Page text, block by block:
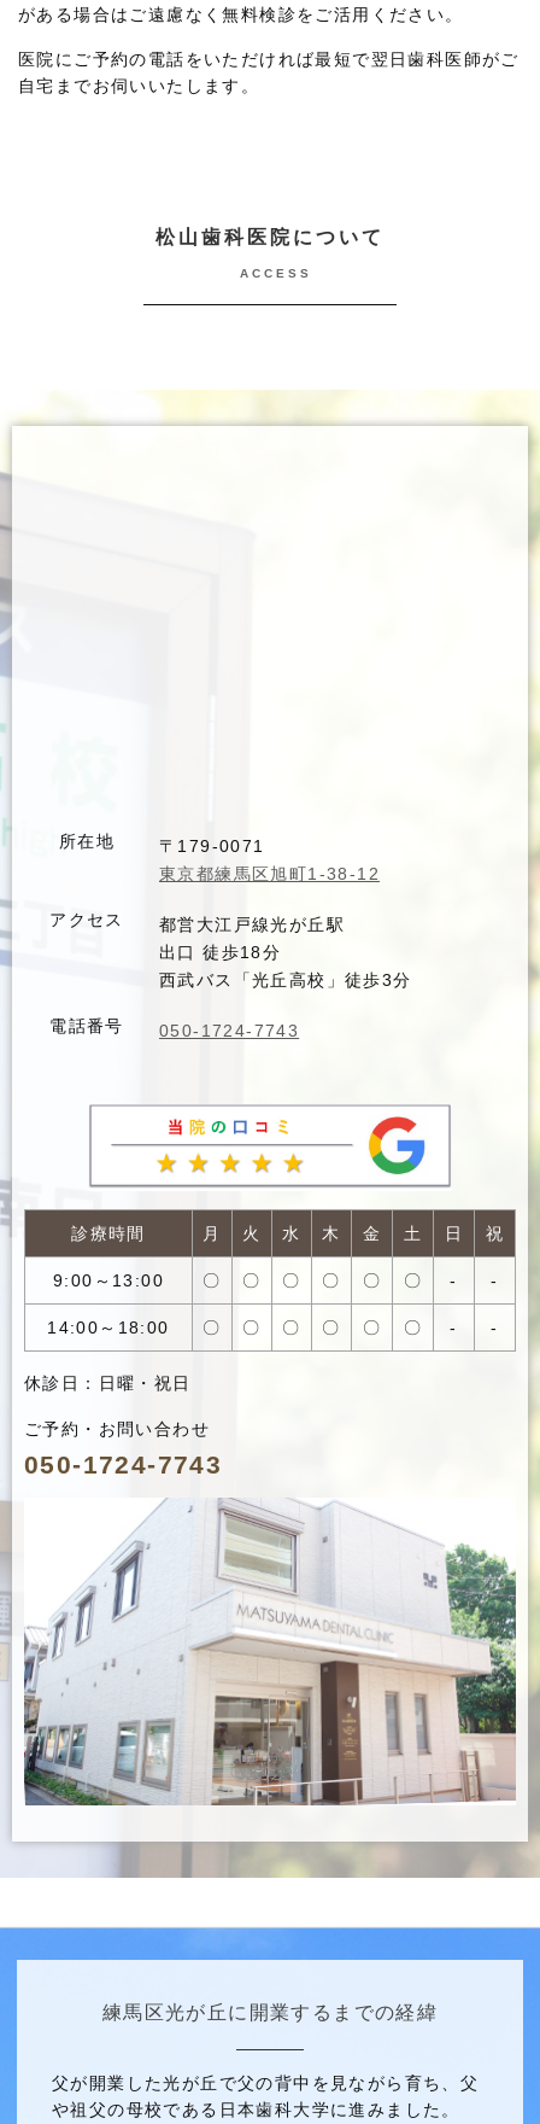
がある場合はご遠慮なく無料検診をご活用ください。
医院にご予約の電話をいただければ最短で翌日歯科医師がご
自宅までお伺いいたします。
松山歯科医院について
ACCESS
所在地
〒179-0071
東京都練馬区旭町1-38-12
アクセス
都営大江戸線光が丘駅
出口 徒歩18分
西武バス「光丘高校」徒歩3分
電話番号 050-1724-7743
診療時間 月 火 水 木 金 土 日 祝
9:00～13:00 〇 〇 〇 〇 〇 〇 - -
14:00～18:00 〇 〇 〇 〇 〇 〇 - -
休診日：日曜・祝日
ご予約・お問い合わせ
050-1724-7743
練馬区光が丘に開業するまでの経緯
父が開業した光が丘で父の背中を見ながら育ち、父
や祖父の母校である日本歯科大学に進みました。